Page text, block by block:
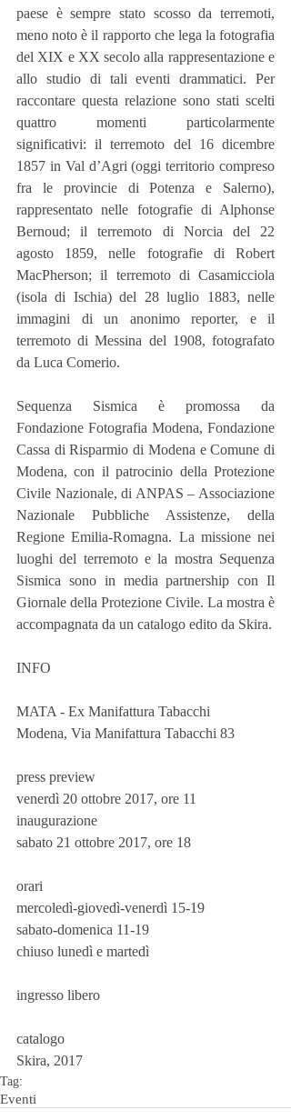
paese è sempre stato scosso da terremoti,
meno noto è il rapporto che lega la fotografia
del XIX e XX secolo alla rappresentazione e
allo studio di tali eventi drammatici. Per
raccontare questa relazione sono stati scelti
quattro momenti particolarmente
significativi: il terremoto del 16 dicembre
1857 in Val d’Agri (oggi territorio compreso
fra le provincie di Potenza e Salerno),
rappresentato nelle fotografie di Alphonse
Bernoud; il terremoto di Norcia del 22
agosto 1859, nelle fotografie di Robert
MacPherson; il terremoto di Casamicciola
(isola di Ischia) del 28 luglio 1883, nelle
immagini di un anonimo reporter, e il
terremoto di Messina del 1908, fotografato
da Luca Comerio.
Sequenza Sismica è promossa da
Fondazione Fotografia Modena, Fondazione
Cassa di Risparmio di Modena e Comune di
Modena, con il patrocinio della Protezione
Civile Nazionale, di ANPAS – Associazione
Nazionale Pubbliche Assistenze, della
Regione Emilia-Romagna. La missione nei
luoghi del terremoto e la mostra Sequenza
Sismica sono in media partnership con Il
Giornale della Protezione Civile. La mostra è
accompagnata da un catalogo edito da Skira.
INFO
MATA - Ex Manifattura Tabacchi
Modena, Via Manifattura Tabacchi 83
press preview
venerdì 20 ottobre 2017, ore 11
inaugurazione
sabato 21 ottobre 2017, ore 18
orari
mercoledì-giovedì-venerdì 15-19
sabato-domenica 11-19
chiuso lunedì e martedì
ingresso libero
catalogo
Skira, 2017
Tag:
Eventi